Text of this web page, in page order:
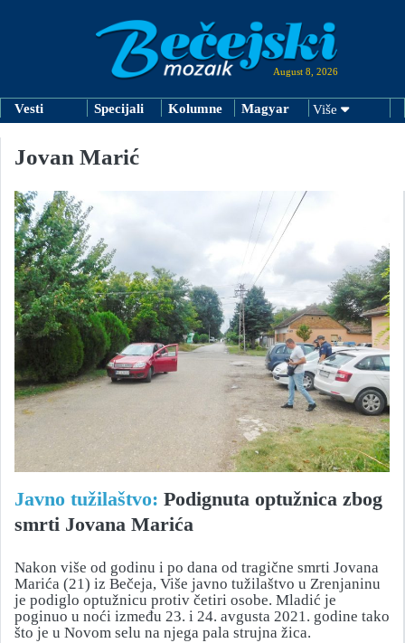
August 8, 2026
Vesti Specijali Kolumne Magyar Više
Jovan Marić
Javno tužilaštvo: Podignuta optužnica zbog
smrti Jovana Marića
Nakon više od godinu i po dana od tragične smrti Jovana
Marića (21) iz Bečeja, Više javno tužilaštvo u Zrenjaninu
je podiglo optužnicu protiv četiri osobe. Mladić je
poginuo u noći između 23. i 24. avgusta 2021. godine tako
što je u Novom selu na njega pala strujna žica.